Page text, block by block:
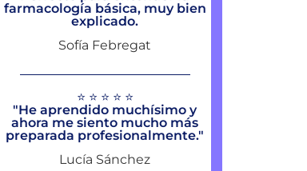
farmacología básica, muy bien
explicado.
Sofía Febregat
⭐ ⭐ ⭐ ⭐ ⭐
"He aprendido muchísimo y
ahora me siento mucho más
preparada profesionalmente."
Lucía Sánchez